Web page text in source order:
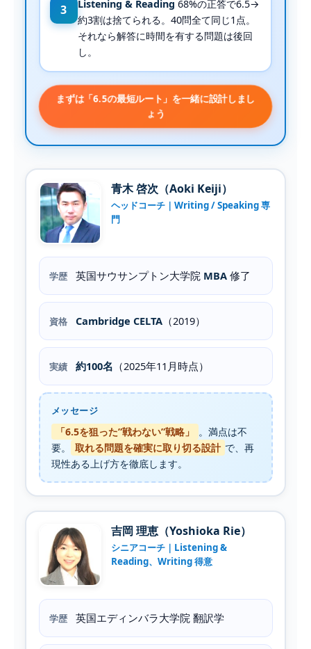
3 Listening & Reading 68%の正答で6.5→
約3割は捨てられる。40問全て同じ1点。
それなら解答に時間を有する問題は後回
し。
まずは「6.5の最短ルート」を一緒に設計しまし
ょう
青木 啓次（Aoki Keiji）
ヘッドコーチ｜ Writing / Speaking専
門
学歴 英国サウサンプトン大学院 MBA 修了
資格 Cambridge CELTA （2019）
実績 約100名 （2025年11月時点）
メッセージ
「6.5を狙った”戦わない”戦略」
。満点は不
要。
取れる問題を確実に取り切る設計 で、再
現性ある上げ方を徹底します。
吉岡 理恵（Yoshioka Rie）
シニアコーチ｜ Listening&
Reading、 Writing得意
学歴 英国エディンバラ大学院 翻訳学